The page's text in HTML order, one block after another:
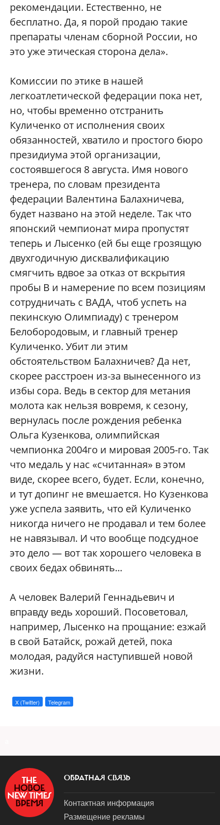
рекомендации. Естественно, не
бесплатно. Да, я порой продаю такие
препараты членам сборной России, но
это уже этическая сторона дела».
Комиссии по этике в нашей
легкоатлетической федерации пока нет,
но, чтобы временно отстранить
Куличенко от исполнения своих
обязанностей, хватило и простого бюро
президиума этой организации,
состоявшегося 8 августа. Имя нового
тренера, по словам президента
федерации Валентина Балахничева,
будет названо на этой неделе. Так что
японский чемпионат мира пропустят
теперь и Лысенко (ей бы еще грозящую
двухгодичную дисквалификацию
смягчить вдвое за отказ от вскрытия
пробы В и намерение по всем позициям
сотрудничать с ВАДА, чтоб успеть на
пекинскую Олимпиаду) с тренером
Белобородовым, и главный тренер
Куличенко. Убит ли этим
обстоятельством Балахничев? Да нет,
скорее расстроен из-за вынесенного из
избы сора. Ведь в сектор для метания
молота как нельзя вовремя, к сезону,
вернулась после рождения ребенка
Ольга Кузенкова, олимпийская
чемпионка 2004го и мировая 2005-го. Так
что медаль у нас «считанная» в этом
виде, скорее всего, будет. Если, конечно,
и тут допинг не вмешается. Но Кузенкова
уже успела заявить, что ей Куличенко
никогда ничего не продавал и тем более
не навязывал. И что вообще подсудное
это дело — вот так хорошего человека в
своих бедах обвинять...
А человек Валерий Геннадьевич и
вправду ведь хороший. Посоветовал,
например, Лысенко на прощание: езжай
в свой Батайск, рожай детей, пока
молодая, радуйся наступившей новой
жизни.
X (Twitter) Telegram
ОБРАТНАЯ СВЯЗЬ
Контактная информация
Размещение рекламы